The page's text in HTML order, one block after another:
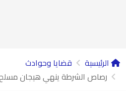
الرئيسية
قضايا وحوادث
رصاص الشرطة ينهي هيجان مسلح